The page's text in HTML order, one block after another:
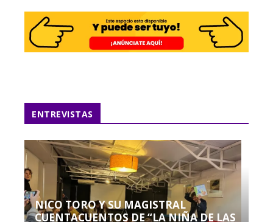
ENTREVISTAS
NICO TORO Y SU MAGISTRAL
CUENTACUENTOS DE “LA NIÑA DE LAS